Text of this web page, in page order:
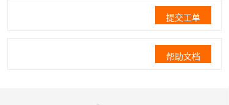
提交工单
帮助文档